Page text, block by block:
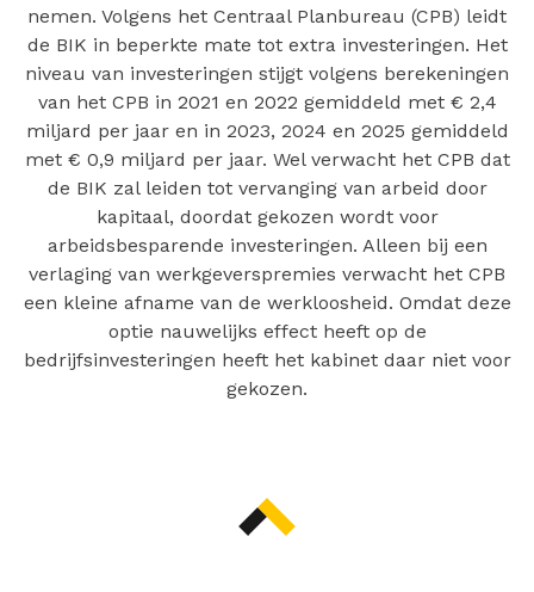
nemen. Volgens het Centraal Planbureau (CPB) leidt
de BIK in beperkte mate tot extra investeringen. Het
niveau van investeringen stijgt volgens berekeningen
van het CPB in 2021 en 2022 gemiddeld met € 2,4
miljard per jaar en in 2023, 2024 en 2025 gemiddeld
met € 0,9 miljard per jaar. Wel verwacht het CPB dat
de BIK zal leiden tot vervanging van arbeid door
kapitaal, doordat gekozen wordt voor
arbeidsbesparende investeringen. Alleen bij een
verlaging van werkgeverspremies verwacht het CPB
een kleine afname van de werkloosheid. Omdat deze
optie nauwelijks effect heeft op de
bedrijfsinvesteringen heeft het kabinet daar niet voor
gekozen.